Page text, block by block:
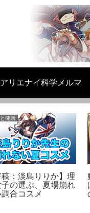
アリエナイ科学メルマ
健康
稿：淡島りりか】理
子の選ぶ、夏場崩れ
合コスメ